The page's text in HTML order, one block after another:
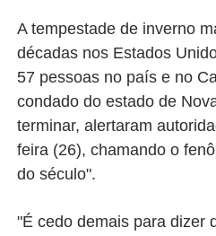
A tempestade de inverno
décadas nos Estados
57 pessoas no país e no
condado do estado de
terminar, alertaram
feira (26), chamando o
do século".
"É cedo demais para dizer